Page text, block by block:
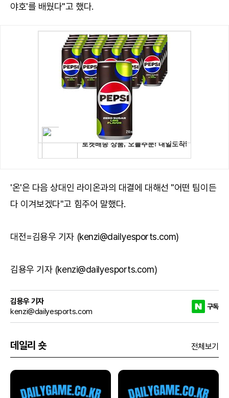
야호'를 배웠다"고 했다.
'온'은 다음 상대인 라이온과의 대결에 대해선 "어떤 팀이든
다 이겨보겠다"고 힘주어 말했다.
대전=김용우 기자 (kenzi@dailyesports.com)
김용우 기자 (kenzi@dailyesports.com)
김용우 기자
kenzi@dailyesports.com
구독
데일리 숏 전체보기